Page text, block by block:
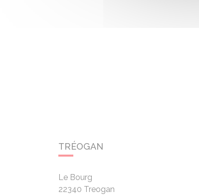
TRÉOGAN
Le Bourg
22340 Treogan